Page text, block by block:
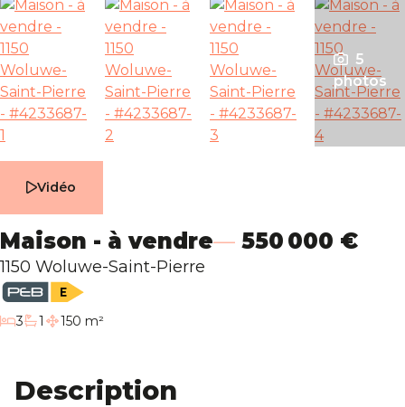
A louer
Projets neufs
A propos
Blog
Contact
Maison - à vendre 550 000 €
1150 Woluwe-Saint-Pierre
3chambres
1
salle de bain
150 m²
Vidéo
5
photos
Description